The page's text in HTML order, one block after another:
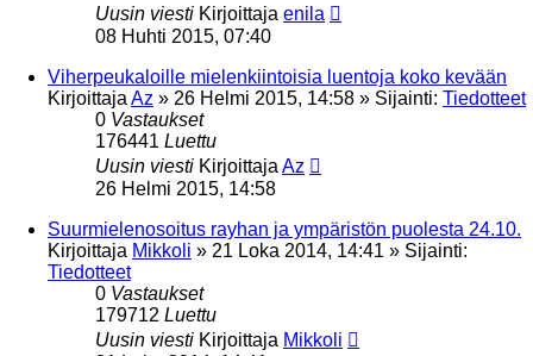
Uusin viesti Kirjoittaja enila
08 Huhti 2015, 07:40
Viherpeukaloille mielenkiintoisia luentoja koko kevään
Kirjoittaja Az » 26 Helmi 2015, 14:58 » Sijainti: Tiedotteet
0 Vastaukset
176441 Luettu
Uusin viesti Kirjoittaja Az
26 Helmi 2015, 14:58
Suurmielenosoitus rayhan ja ympäristön puolesta 24.10.
Kirjoittaja Mikkoli » 21 Loka 2014, 14:41 » Sijainti:
Tiedotteet
0 Vastaukset
179712 Luettu
Uusin viesti Kirjoittaja Mikkoli